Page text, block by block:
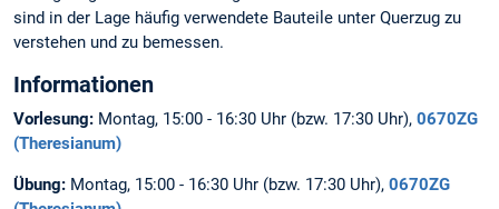
sind in der Lage häufig verwendete Bauteile unter Querzug zu
verstehen und zu bemessen.
Informationen
Vorlesung: Montag, 15:00 - 16:30 Uhr (bzw. 17:30 Uhr), 0670ZG
(Theresianum)
Übung: Montag, 15:00 - 16:30 Uhr (bzw. 17:30 Uhr), 0670ZG